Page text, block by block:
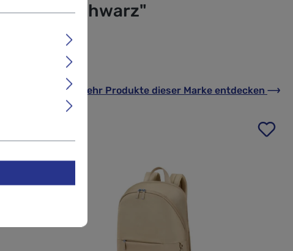
14,1" Schwarz"
Mehr Produkte dieser Marke entdecken